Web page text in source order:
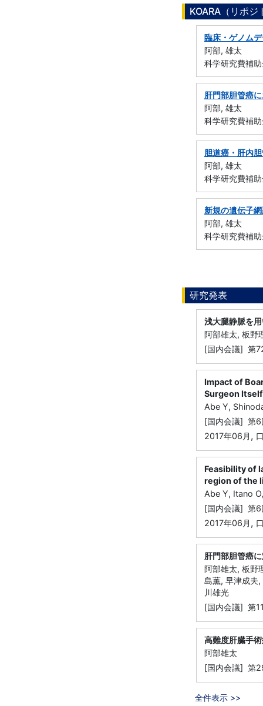
KOARA（リポ
臨床・ゲノム
阿部, 雄太
科学研究費補
肝門部胆管癌
阿部, 雄太
科学研究費補
胆道癌・肝内
阿部, 雄太
科学研究費補
新規の遺伝子
阿部, 雄太
科学研究費補
研究発表
浅大腿静脈を
阿部雄太, 板野
[国内会議] 第
Impact of
Surgeon Itself
Abe Y,
[国内会議] 第6
2017年06月 ,
Feasibility of
region of the
Abe Y, Itano
[国内会議] 第6
2017年06月 ,
肝門部胆管癌
阿部雄太, 板野
島薫, 早津成夫
川雄光
[国内会議] 第
高難度肝臓手
阿部雄太
[国内会議] 第
全件表示 >>